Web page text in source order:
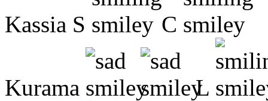
Kassia S C
Kurama L